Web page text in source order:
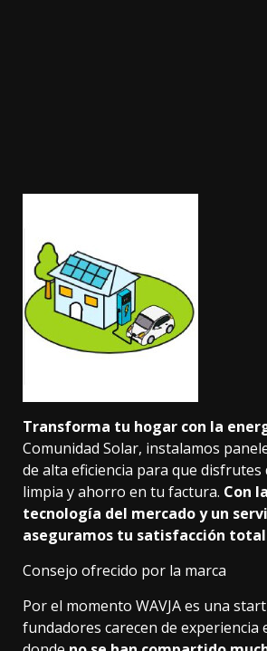
Transforma tu hogar con la
Comunidad Solar, instalamos
de alta eficiencia para que disfrutes
limpia y ahorro en tu factura. Con
tecnología del mercado y un
aseguramos tu satisfacción
Consejo ofrecido por la marca
Por el momento WAVJA es una
fundadores carecen de experiencia